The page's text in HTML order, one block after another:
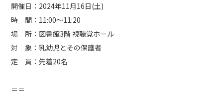
開催日：2024年11月16日(土)
時 間：11:00～11:20
場 所：図書館3階 視聴覚ホール
対 象：乳幼児とその保護者
定 員：先着20名
＝＝